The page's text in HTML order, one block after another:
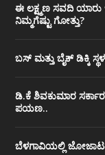
ಈ ಲಕ್ಷ್ಮಣ ಸವದಿ ಯಾರು
ನಿಮ್ಮಗೆಷ್ಟು ಗೋತ್ತು?
ಬಸ್ ಮತ್ತು ಬೈಕ್ ಡಿಕ್ಕಿ
ಡಿ.ಕೆ ಶಿವಕುಮಾರ
ಪಯಣ..
ಬೆಳಗಾವಿಯಲ್ಲಿ